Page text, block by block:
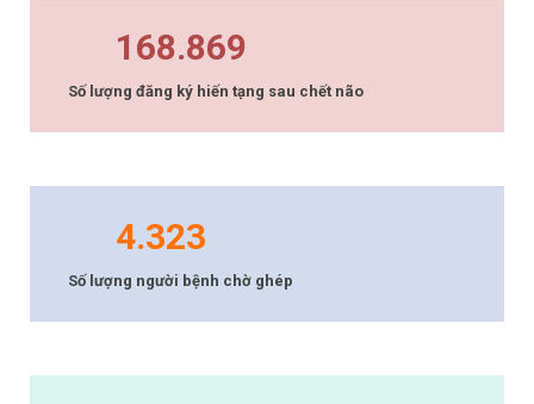
168.869
Số lượng đăng ký hiến tạng sau chết não
4.323
Số lượng người bệnh chờ ghép